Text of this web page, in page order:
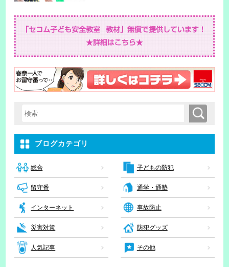
検索キーワード入力 検索
ブログカテゴリ
総合 子どもの防犯
留守番 通学・通塾
インターネット 事故防止
災害対策 防犯グッズ
人気記事 その他